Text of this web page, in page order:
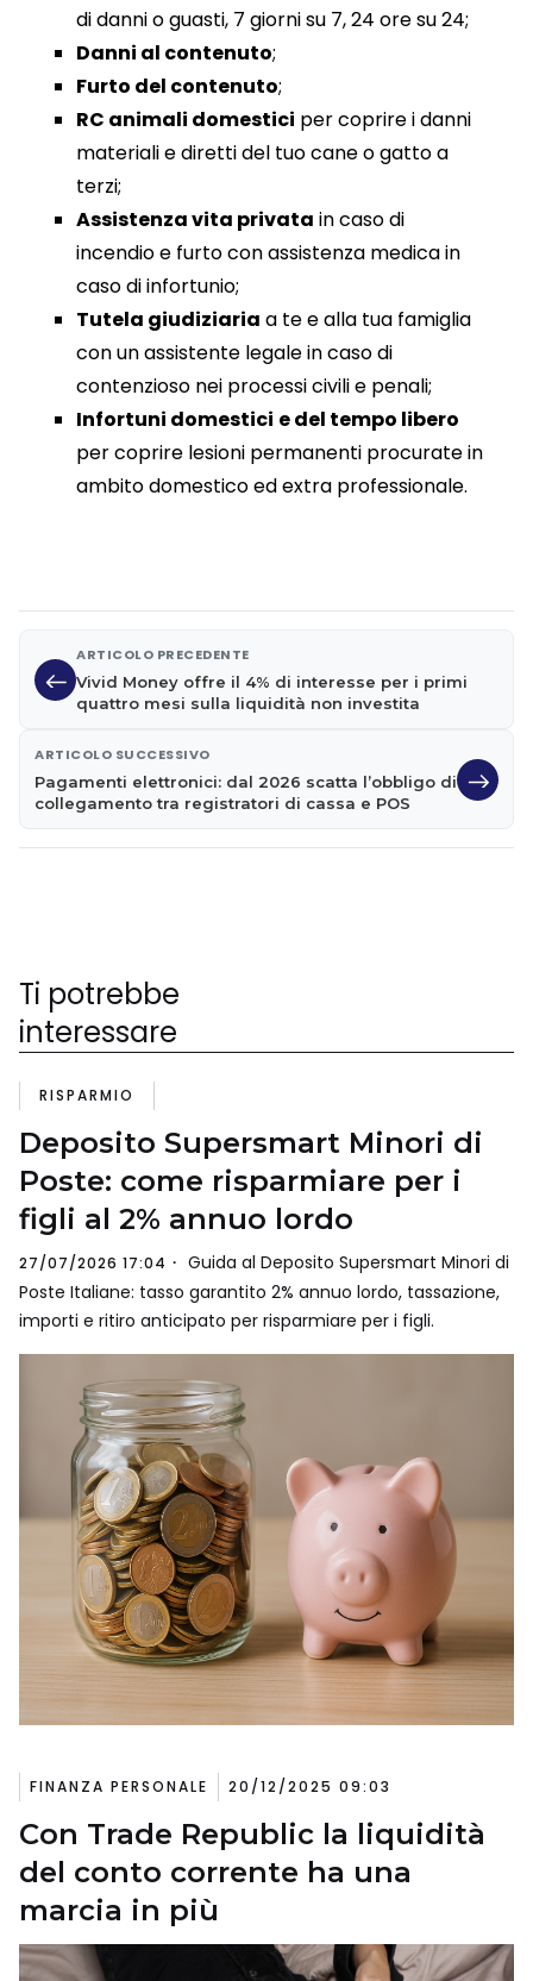
di danni o guasti, 7 giorni su 7, 24 ore su 24;
Danni al contenuto;
Furto del contenuto;
RC animali domestici per coprire i danni
materiali e diretti del tuo cane o gatto a
terzi;
Assistenza vita privata in caso di
incendio e furto con assistenza medica in
caso di infortunio;
Tutela giudiziaria a te e alla tua famiglia
con un assistente legale in caso di
contenzioso nei processi civili e penali;
Infortuni domestici e del tempo libero
per coprire lesioni permanenti procurate in
ambito domestico ed extra professionale.
ARTICOLO PRECEDENTE
Vivid Money offre il 4% di interesse per i primi
quattro mesi sulla liquidità non investita
ARTICOLO SUCCESSIVO
Pagamenti elettronici: dal 2026 scatta l’obbligo di
collegamento tra registratori di cassa e POS
Ti potrebbe
interessare
RISPARMIO
Deposito Supersmart Minori di
Poste: come risparmiare per i
figli al 2% annuo lordo
27/07/2026 17:04
Guida al Deposito Supersmart Minori di
Poste Italiane: tasso garantito 2% annuo lordo, tassazione,
importi e ritiro anticipato per risparmiare per i figli.
FINANZA PERSONALE 20/12/2025 09:03
Con Trade Republic la liquidità
del conto corrente ha una
marcia in più